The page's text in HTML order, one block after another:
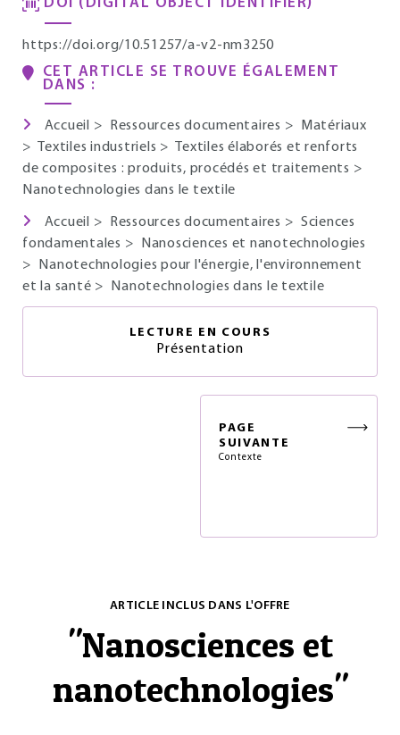
DOI (DIGITAL OBJECT IDENTIFIER)
https://doi.org/10.51257/a-v2-nm3250
CET ARTICLE SE TROUVE ÉGALEMENT
DANS :
Accueil > Ressources documentaires >
Matériaux
>
Textiles industriels >
Textiles élaborés et renforts
de composites : produits, procédés et traitements >
Nanotechnologies dans le textile
Accueil > Ressources documentaires > Sciences
fondamentales >
Nanosciences et nanotechnologies
>
Nanotechnologies pour l'énergie, l'environnement
et la santé > Nanotechnologies dans le textile
LECTURE EN COURS
Présentation
PAGE
SUIVANTE
Contexte
ARTICLE INCLUS DANS L'OFFRE
"Nanosciences et
nanotechnologies"